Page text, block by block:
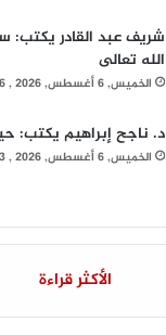
شريف عبد القادر
الله تعالى
الخميس, 6 أغسطس, 2026 , 4:06 م
د. ناجح إبراهيم يكتب:
الخميس, 6 أغسطس, 2026 , 3:53 م
الأكثر قراءة